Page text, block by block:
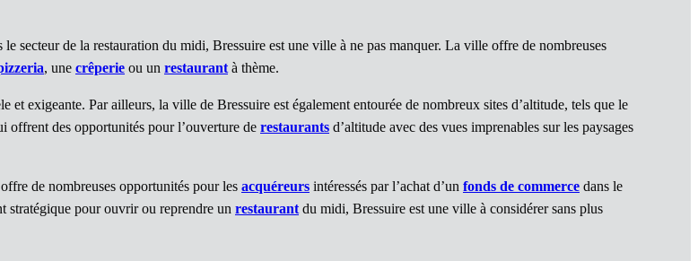
le secteur de la restauration du midi, Bressuire est une ville à ne pas manquer. La ville offre de nombreuses
, une crêperie ou un restaurant à thème.
exigeante. Par ailleurs, la ville de Bressuire est également entourée de nombreux sites d’altitude, tels que le
des opportunités pour l’ouverture de restaurants d’altitude avec des vues imprenables sur les paysages
de nombreuses opportunités pour les acquéreurs intéressés par l’achat d’un fonds de commerce dans le
stratégique pour ouvrir ou reprendre un restaurant du midi, Bressuire est une ville à considérer sans plus